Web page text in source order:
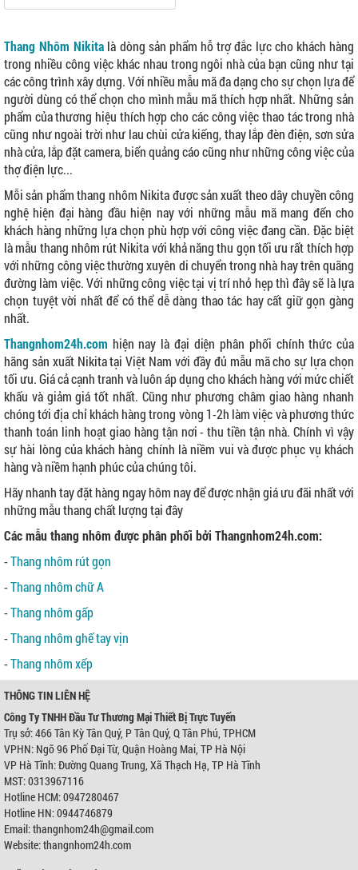
Thang Nhôm Nikita là dòng sản phẩm hỗ trợ đắc lực cho khách hàng
trong nhiều công việc khác nhau trong ngôi nhà của bạn cũng như tại
các công trình xây dựng. Với nhiều mẫu mã đa dạng cho sự chọn lựa để
người dùng có thể chọn cho mình mẫu mã thích hợp nhất. Những sản
phẩm của thương hiệu thích hợp cho các công việc thao tác trong nhà
cũng như ngoài trời như lau chùi cửa kiếng, thay lắp đèn điện, sơn sửa
nhà cửa, lắp đặt camera, biển quảng cáo cũng như những công việc của
thợ điện lực...
Mỗi sản phẩm thang nhôm Nikita được sản xuất theo dây chuyền công
nghệ hiện đại hàng đầu hiện nay với những mẫu mã mang đến cho
khách hàng những lựa chọn phù hợp với công việc đang cần. Đặc biệt
là mẫu thang nhôm rút Nikita với khả năng thu gọn tối ưu rất thích hợp
với những công việc thường xuyên di chuyển trong nhà hay trên quãng
đường làm việc. Với những công việc tại vị trí nhỏ hẹp thì đây sẽ là lựa
chọn tuyệt vời nhất để có thể dễ dàng thao tác hay cất giữ gọn gàng
nhất.
Thangnhom24h.com hiện nay là đại diện phân phối chính thức của
hãng sản xuất Nikita tại Việt Nam với đầy đủ mẫu mã cho sự lựa chọn
tối ưu. Giá cả cạnh tranh và luôn áp dụng cho khách hàng với mức chiết
khấu và giảm giá tốt nhất. Cũng như phương châm giao hàng nhanh
chóng tới địa chỉ khách hàng trong vòng 1-2h làm việc và phương thức
thanh toán linh hoạt giao hàng tận nơi - thu tiền tận nhà. Chính vì vậy
sự hài lòng của khách hàng chính là niềm vui và được phục vụ khách
hàng và niềm hạnh phúc của chúng tôi.
Hãy nhanh tay đặt hàng ngay hôm nay để được nhận giá ưu đãi nhất với
những mẫu thang chất lượng tại đây
Các mẫu thang nhôm được phân phối bởi Thangnhom24h.com:
-Thang nhôm rút gọn
-Thang nhôm chữ A
-Thang nhôm gấp
-Thang nhôm ghế tay vịn
-Thang nhôm xếp
THÔNG TIN LIÊN HỆ
Công Ty TNHH Đầu Tư Thương Mại Thiết Bị Trực Tuyến
Trụ sở: 466 Tân Kỳ Tân Quý, P Tân Quý, Q Tân Phú, TPHCM
VPHN: Ngõ 96 Phố Đại Từ, Quận Hoàng Mai, TP Hà Nội
VP Hà Tĩnh: Đường Quang Trung, Xã Thạch Hạ, TP Hà Tĩnh
MST: 0313967116
Hotline HCM: 0947280467
Hotline HN: 0944746879
Email: thangnhom24h@gmail.com
Website: thangnhom24h.com